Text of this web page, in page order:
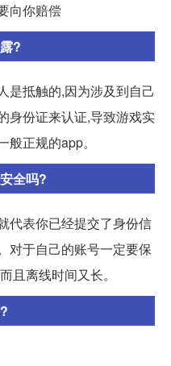
向你赔偿
?
是抵触的,因为涉及到自己
身份证来认证,导致游戏实
正规的app。
全吗?
代表你已经提交了身份信
对于自己的账号一定要保
且离线时间又长。